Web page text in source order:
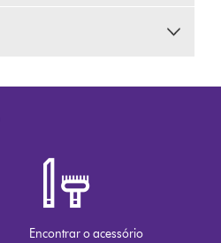
Encontrar o acessório